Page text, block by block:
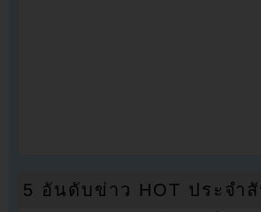
5 อันดับข่าว HOT ประจำ